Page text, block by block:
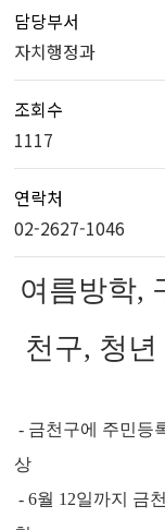
담당부서
자치행정과
조회수
1117
연락처
02-2627-1046
여름방학,
천구, 청
- 금천구에 주민등
상
- 6월 12일까지 금